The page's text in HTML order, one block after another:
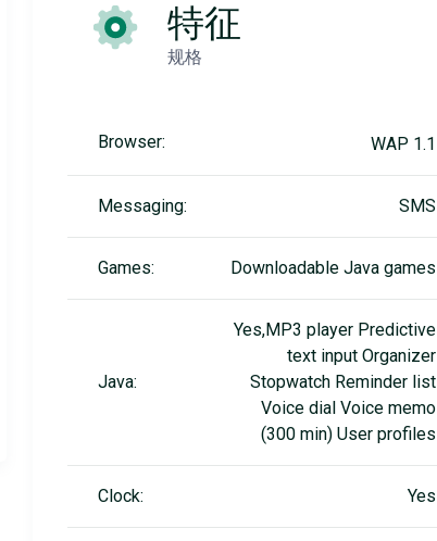
特征
规格
Browser: WAP 1.1
Messaging: SMS
Games: Downloadable Java games
Java:
Yes,MP3 player Predictive
text input Organizer
Stopwatch Reminder list
Voice dial Voice memo
(300 min) User profiles
Clock: Yes